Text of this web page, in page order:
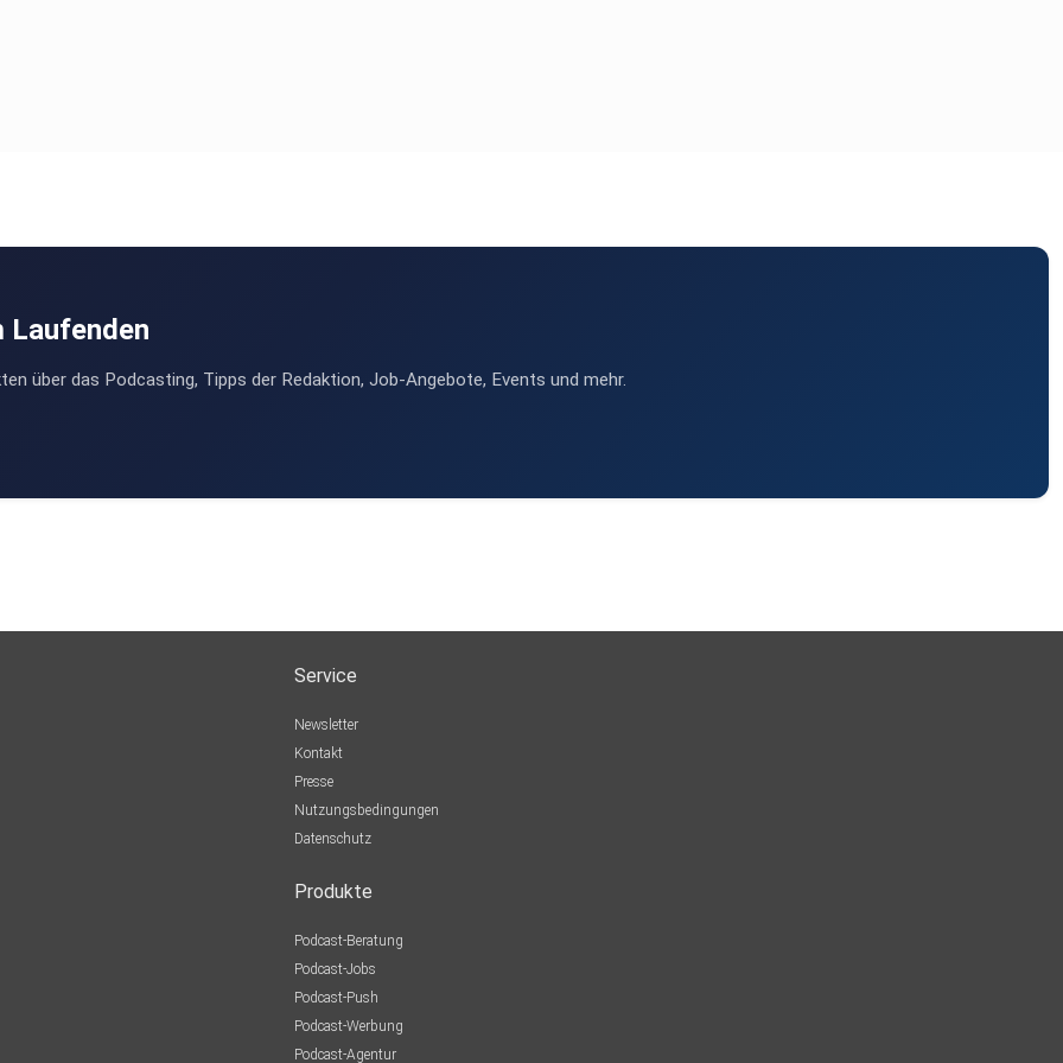
Laufenden
über das Podcasting, Tipps der Redaktion, Job-Angebote, Events und mehr.
Service
Newsletter
Kontakt
Presse
Nutzungsbedingungen
Datenschutz
Produkte
Podcast-Beratung
Podcast-Jobs
Podcast-Push
Podcast-Werbung
Podcast-Agentur